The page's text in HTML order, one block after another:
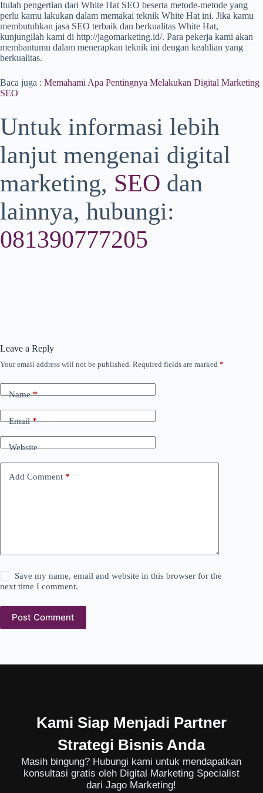
Itulah pengertian dari White Hat SEO beserta metode-metode yang
perlu kamu lakukan dalam memakai teknik White Hat ini. Jika kamu
membutuhkan jasa SEO terbaik dan berkualitas White Hat,
kunjungilah kami di http://jagomarketing.id/. Para pekerja kami akan
membantumu dalam menerapkan teknik ini dengan keahlian yang
berkualitas.
Baca juga : Memahami Apa Pentingnya Melakukan Digital Marketing
SEO
Untuk informasi lebih
lanjut mengenai digital
marketing, SEO dan
lainnya, hubungi:
081390777205
Leave a Reply
Your email address will not be published. Required fields are marked *
Name*
Email*
Website
Add Comment *
Save my name, email and website in this browser for the
next time I comment.
Post Comment
Kami Siap Menjadi Partner
Strategi Bisnis Anda
Masih bingung? Hubungi kami untuk mendapatkan
konsultasi gratis oleh Digital Marketing Specialist
dari Jago Marketing!